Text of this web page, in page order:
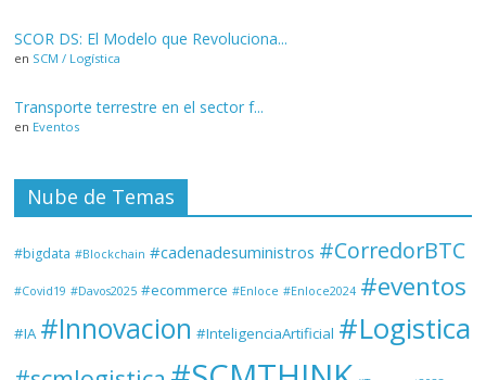
SCOR DS: El Modelo que Revoluciona...
en SCM / Logística
Transporte terrestre en el sector f...
en Eventos
Nube de Temas
#bigdata #Blockchain #cadenadesuministros #CorredorBTC
#Covid19 #Davos2025 #ecommerce #Enloce #Enloce2024 #eventos
#IA #Innovacion #InteligenciaArtificial #Logistica